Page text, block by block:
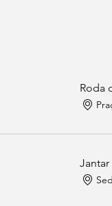
Roda